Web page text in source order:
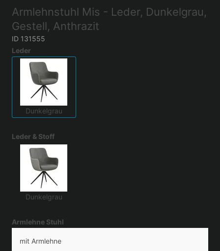
Armlehnstuhl Mis - Leder, Dunkelgrau,
Gestell, Anthrazit
ID 131555
Leder
Dunkelgrau
Leder & Stoff
Dunkelgrau
Armlehne Stuhl
mit Armlehne